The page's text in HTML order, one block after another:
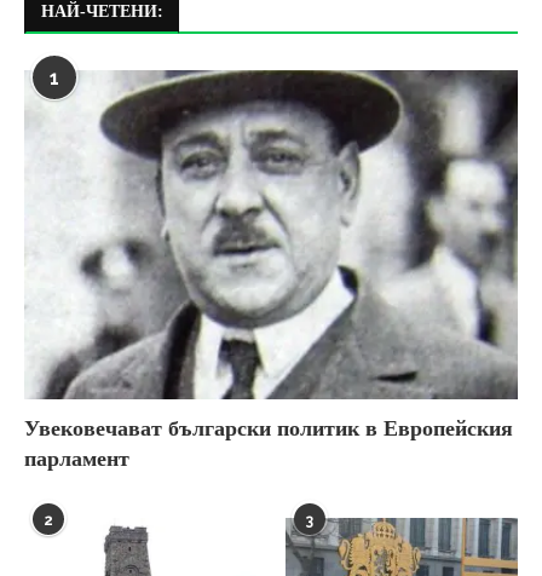
НАЙ-ЧЕТЕНИ:
1
Увековечават български политик в Европейския
парламент
2 3